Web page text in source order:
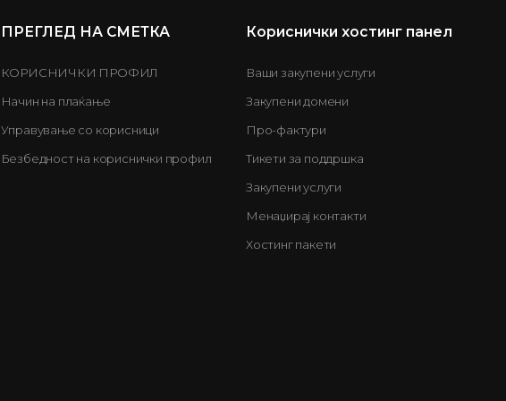
ПРЕГЛЕД НА СМЕТКА
КОРИСНИЧКИ ПРОФИЛ
Начин на плаќање
Управување со корисници
Безбедност на кориснички профил
Кориснички хостинг панел
Ваши закупени услуги
Закупени домени
Про-фактури
Тикети за поддршка
Закупени услуги
Менаџирај контакти
Хостинг пакети